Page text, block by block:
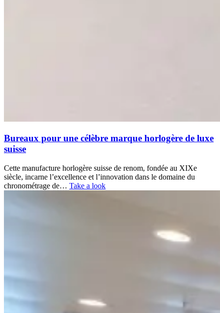
Bureaux pour une célèbre marque horlogère de luxe
suisse
Cette manufacture horlogère suisse de renom, fondée au XIXe
siècle, incarne l’excellence et l’innovation dans le domaine du
chronométrage de… Take a look